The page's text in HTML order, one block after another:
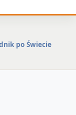
po Świecie